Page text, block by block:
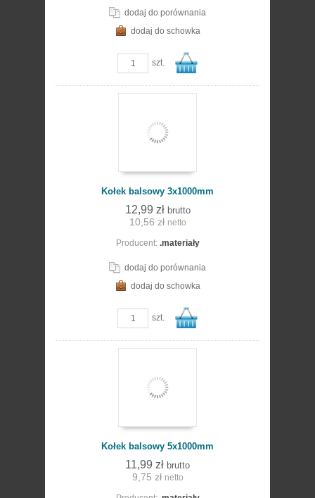
koszyka
dodaj do porównania
dodaj do schowka
szt.
koszyka
Kołek balsowy 3x1000mm
12,99 zł brutto
10,56 zł netto
Producent: .materiały
dodaj do porównania
dodaj do schowka
szt.
Kołek balsowy 5x1000mm
11,99 zł brutto
9,75 zł netto